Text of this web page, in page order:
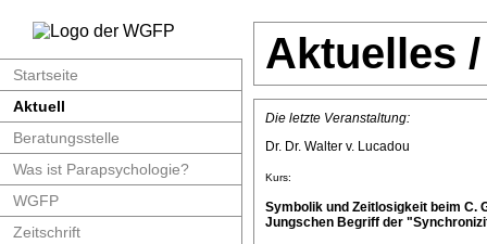
Startseite
Aktuell
Beratungsstelle
Was ist Parapsychologie?
WGFP
Zeitschrift
Aktuelles
Die letzte Veranstaltung:
Dr. Dr. Walter v. Lucadou
Kurs:
Symbolik und Zeitlosigkeit beim C.
Jungschen Begriff der